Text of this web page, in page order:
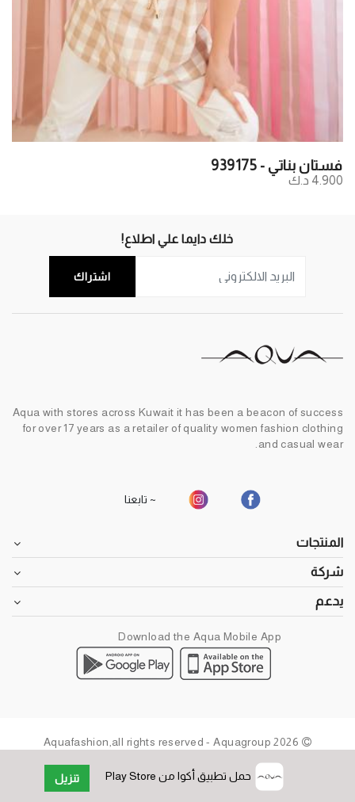
فستان بناتي - 939175
4.900 د.ك
خلك دايما علي اطلاع!
اشتراك
Aqua with stores across Kuwait it has been a beacon of success
for over 17 years as a retailer of quality women fashion clothing
and casual wear.
~ تابعنا
المنتجات
شركة
يدعم
Download the Aqua Mobile App
حمل تطبيق أكوا من Play Store تنزيل